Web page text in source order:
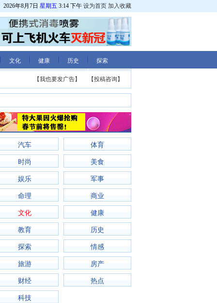
2026年8月7日 星期五 3:14 下午 设为首页 加入收藏
文化 健康 历史 探索
【投稿咨询】
【我也要发广告】
汽车 体育
时尚 美食
娱乐 军事
命理 商业
文化 健康
教育 历史
探索 情感
旅游 房产
财经 热点
科技